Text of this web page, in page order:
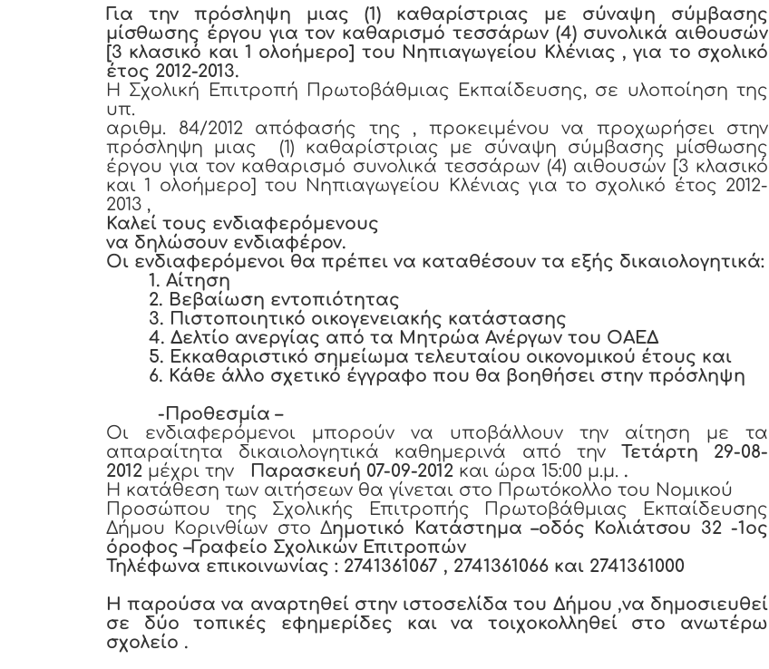
Για την πρόσληψη μιας (1) καθαρίστριας με σύναψη σύμβασης
μίσθωσης έργου για τον καθαρισμό τεσσάρων (4) συνολικά αιθουσών
[3 κλασικό και 1 ολοήμερο] του Νηπιαγωγείου Κλένιας , για το σχολικό
έτος 2012-2013.
Η Σχολική Επιτροπή Πρωτοβάθμιας Εκπαίδευσης, σε υλοποίηση της
υπ.
αριθμ. 84/2012 απόφασής της , προκειμένου να προχωρήσει στην
πρόσληψη μιας (1) καθαρίστριας με σύναψη σύμβασης μίσθωσης
έργου για τον καθαρισμό συνολικά τεσσάρων (4) αιθουσών [3 κλασικό
και 1 ολοήμερο] του Νηπιαγωγείου Κλένιας για το σχολικό έτος 2012-
2013 ,
Καλεί τους ενδιαφερόμενους
να δηλώσουν ενδιαφέρον.
Οι ενδιαφερόμενοι θα πρέπει να καταθέσουν τα εξής δικαιολογητικά:
1. Αίτηση
2. Βεβαίωση εντοπιότητας
3. Πιστοποιητικό οικογενειακής κατάστασης
4. Δελτίο ανεργίας από τα Μητρώα Ανέργων του ΟΑΕΔ
5. Εκκαθαριστικό σημείωμα τελευταίου οικονομικού έτους και
6. Κάθε άλλο σχετικό έγγραφο που θα βοηθήσει στην πρόσληψη
-Προθεσμία –
Οι ενδιαφερόμενοι μπορούν να υποβάλλουν την αίτηση με τα
απαραίτητα δικαιολογητικά καθημερινά από την Τετάρτη 29-08-
2012 μέχρι την Παρασκευή 07-09-2012 και ώρα 15:00 μ.μ. .
Η κατάθεση των αιτήσεων θα γίνεται στο Πρωτόκολλο του Νομικού
Προσώπου της Σχολικής Επιτροπής Πρωτοβάθμιας Εκπαίδευσης
Δήμου Κορινθίων στο Δημοτικό Κατάστημα –οδός Κολιάτσου 32 -1ος
όροφος –Γραφείο Σχολικών Επιτροπών
Τηλέφωνα επικοινωνίας : 2741361067 , 2741361066 και 2741361000
Η παρούσα να αναρτηθεί στην ιστοσελίδα του Δήμου ,να δημοσιευθεί
σε δύο τοπικές εφημερίδες και να τοιχοκολληθεί στο ανωτέρω
σχολείο .